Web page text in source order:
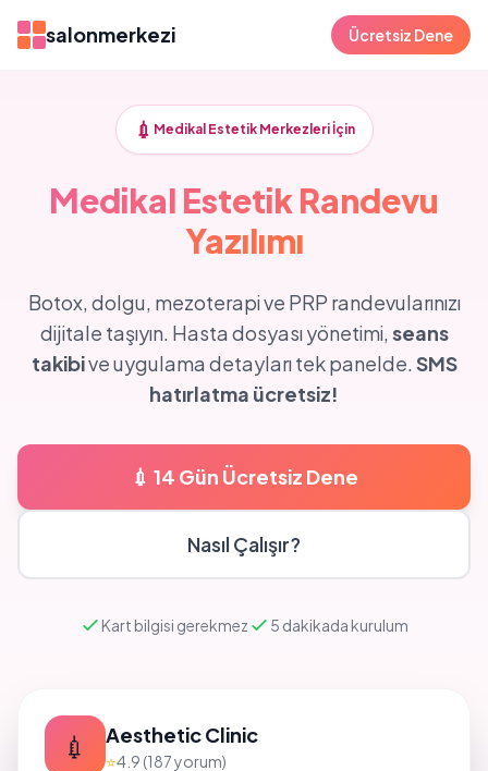
salonmerkezi Ücretsiz Dene
💉 Medikal Estetik Merkezleri İçin
Medikal Estetik Randevu
Yazılımı
Botox, dolgu, mezoterapi ve PRP randevularınızı
dijitale taşıyın. Hasta dosyası yönetimi, seans
takibive uygulama detayları tek panelde. SMS
hatırlatma ücretsiz!
💉 14 Gün Ücretsiz Dene
Nasıl Çalışır?
Kart bilgisi gerekmez 5 dakikada kurulum
💉 Aesthetic Clinic
⭐4.9 (187 yorum)